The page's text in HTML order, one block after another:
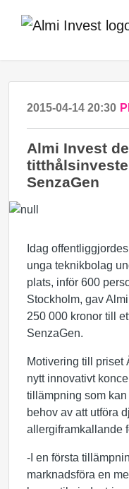
2015-04-14 20:30
Almi Invest
SenzaGen
Idag
unga teknikbolag
plats, inför 600
Stockholm, gav
250 000 kronor till
SenzaGen.
Motivering till priset
nytt innovativt
tillämpning som
behov av att utföra
allergiframkallande
-I en första
marknadsföra en